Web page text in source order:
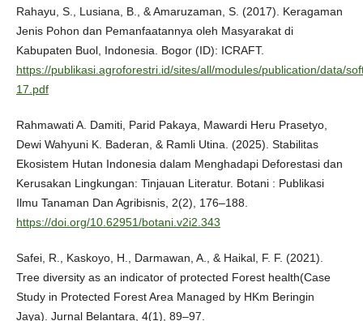
Rahayu, S., Lusiana, B., & Amaruzaman, S. (2017). Keragaman
Jenis Pohon dan Pemanfaatannya oleh Masyarakat di
Kabupaten Buol, Indonesia. Bogor (ID): ICRAFT.
https://publikasi.agroforestri.id/sites/all/modules/publication/data/
17.pdf
Rahmawati A. Damiti, Parid Pakaya, Mawardi Heru Prasetyo,
Dewi Wahyuni K. Baderan, & Ramli Utina. (2025). Stabilitas
Ekosistem Hutan Indonesia dalam Menghadapi Deforestasi dan
Kerusakan Lingkungan: Tinjauan Literatur. Botani : Publikasi
Ilmu Tanaman Dan Agribisnis, 2(2), 176–188.
https://doi.org/10.62951/botani.v2i2.343
Safei, R., Kaskoyo, H., Darmawan, A., & Haikal, F. F. (2021).
Tree diversity as an indicator of protected Forest health(Case
Study in Protected Forest Area Managed by HKm Beringin
Jaya). Jurnal Belantara, 4(1), 89–97.